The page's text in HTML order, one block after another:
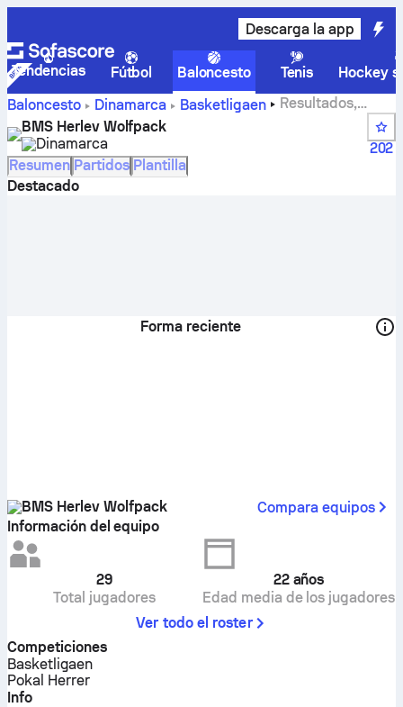
Descarga la app
Tendencias Fútbol Baloncesto Tenis
Hockey
Baloncesto
Dinamarca Basketligaen
Resultados,
clasificaciones, calendario y jugadores de BMS Herlev
Wolfpack
BMS Herlev Wolfpack
Dinamarca
202
Resumen Partidos Plantilla
Destacado
Forma reciente
BMS Herlev Wolfpack
Compara equipos
Información del equipo
29
Total jugadores
22 años
Edad media de los jugadores
Ver todo el roster
Competiciones
Basketligaen
Pokal Herrer
Info